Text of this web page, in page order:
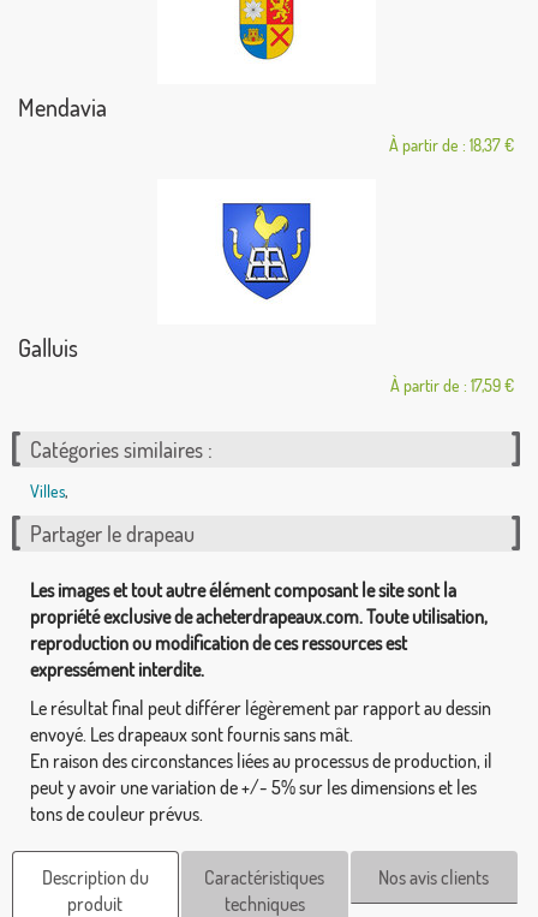
Mendavia
À partir de : 18,37 €
Galluis
À partir de : 17,59 €
Catégories similaires :
Villes,
Partager le drapeau
Les images et tout autre élément composant le site sont la
propriété exclusive de acheterdrapeaux.com. Toute utilisation,
reproduction ou modification de ces ressources est
expressément interdite.
Le résultat final peut différer légèrement par rapport au dessin
envoyé. Les drapeaux sont fournis sans mât.
En raison des circonstances liées au processus de production, il
peut y avoir une variation de +/- 5% sur les dimensions et les
tons de couleur prévus.
Description du
produit
Caractéristiques
techniques
Nos avis clients